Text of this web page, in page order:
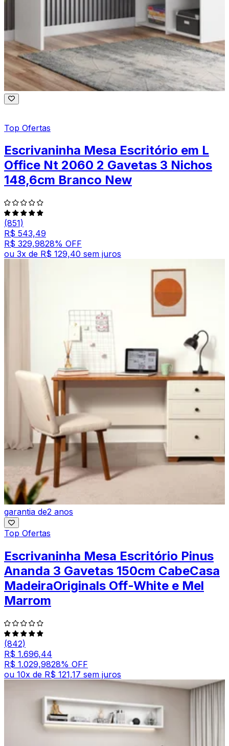
Top Ofertas
Escrivaninha Mesa Escritório em L
Office Nt 2060 2 Gavetas 3 Nichos
148,6cm Branco New
(851)
R$ 543,49
R$ 329,9828% OFF
ou 3x de R$ 129,40 sem juros
garantia de2 anos
Top Ofertas
Escrivaninha Mesa Escritório Pinus
Ananda 3 Gavetas 150cm CabeCasa
MadeiraOriginals Off-White e Mel
Marrom
(842)
R$ 1.696,44
R$ 1.029,9828% OFF
ou 10x de R$ 121,17 sem juros